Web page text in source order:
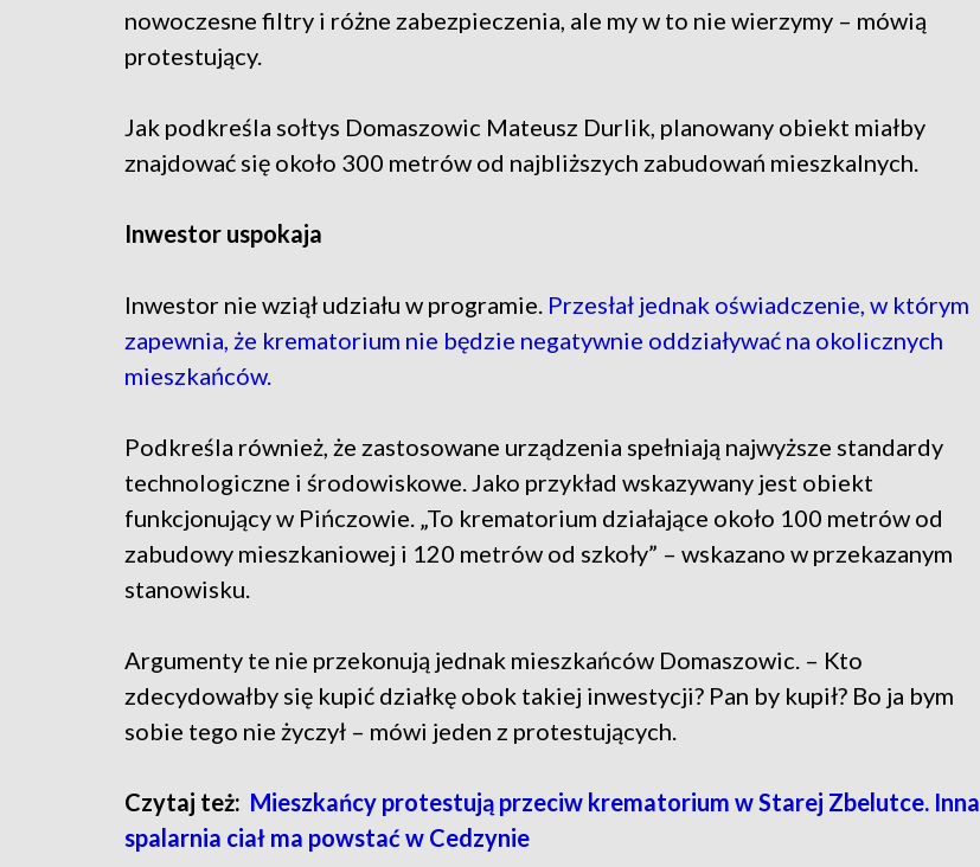
nowoczesne filtry i różne zabezpieczenia, ale my w to nie wierzymy – mówią
protestujący.
Jak podkreśla sołtys Domaszowic Mateusz Durlik, planowany obiekt miałby
znajdować się około 300 metrów od najbliższych zabudowań mieszkalnych.
Inwestor uspokaja
Inwestor nie wziął udziału w programie. Przesłał jednak oświadczenie, w którym
zapewnia, że krematorium nie będzie negatywnie oddziaływać na okolicznych
mieszkańców.
Podkreśla również, że zastosowane urządzenia spełniają najwyższe standardy
technologiczne i środowiskowe. Jako przykład wskazywany jest obiekt
funkcjonujący w Pińczowie. „To krematorium działające około 100 metrów od
zabudowy mieszkaniowej i 120 metrów od szkoły” – wskazano w przekazanym
stanowisku.
Argumenty te nie przekonują jednak mieszkańców Domaszowic. – Kto
zdecydowałby się kupić działkę obok takiej inwestycji? Pan by kupił? Bo ja bym
sobie tego nie życzył – mówi jeden z protestujących.
Czytaj też: Mieszkańcy protestują przeciw krematorium w Starej Zbelutce. Inna
spalarnia ciał ma powstać w Cedzynie